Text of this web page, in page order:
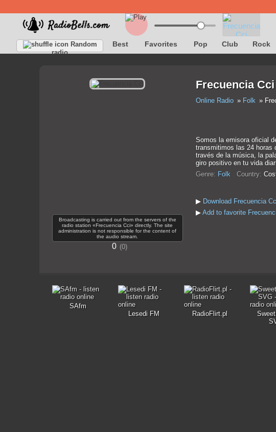
Song
Random
radio
Best Favorites Pop Club Rock
Broadcasting is carried out from the servers of the
radio station «Frecuencia Cci» directly. The site
administration is not responsible for the content of
the audio stream.
0 0
Frecuencia Cci
Online Radio Folk
Somos la emisora oficial
transmitimos las 24 horas
través de la música, la
giro positivo en tu vida
Genre: Folk Country:
▶ Download Frecuencia
▶ Add to favorite
SAfm
Lesedi FM
RadioFlirt.pl